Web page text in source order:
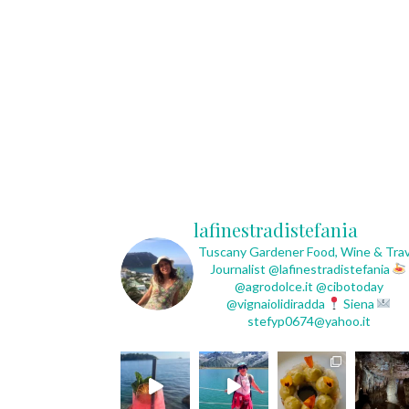
lafinestradistefania
Tuscany GardenerFood, Wine &
Journalist @lafinestradistefania
@agrodolce.it @cibotoday
@vignaiolidiradda
Siena
stefyp0674@yahoo.it